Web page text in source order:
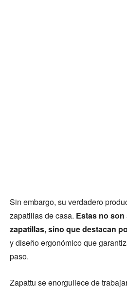
Sin embargo, su verdadero
zapatillas de casa. Estas no
zapatillas, sino que destacan
y diseño ergonómico que
paso.
Zapattu se enorgullece de